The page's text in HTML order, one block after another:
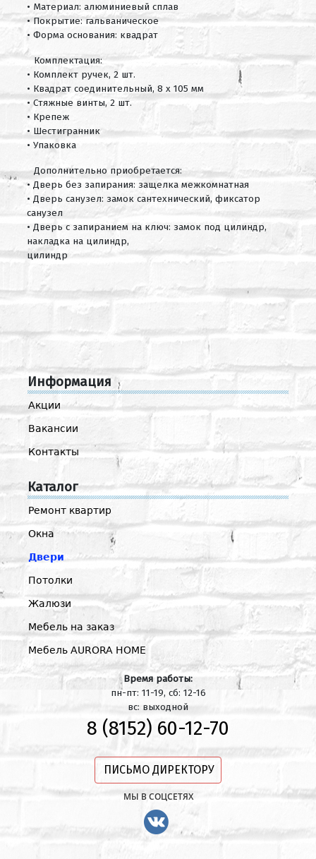
• Материал: алюминиевый сплав
• Покрытие: гальваническое
• Форма основания: квадрат
Комплектация:
• Комплект ручек, 2 шт.
• Квадрат соединительный, 8 х 105 мм
• Стяжные винты, 2 шт.
• Крепеж
• Шестигранник
• Упаковка
Дополнительно приобретается:
• Дверь без запирания: защелка межкомнатная
• Дверь санузел: замок сантехнический, фиксатор
санузел
• Дверь с запиранием на ключ: замок под цилиндр,
накладка на цилиндр,
цилиндр
Информация
Акции
Вакансии
Контакты
Каталог
Ремонт квартир
Окна
Двери
Потолки
Жалюзи
Мебель на заказ
Мебель AURORA HOME
Время работы:
пн-пт: 11-19, сб: 12-16
вс: выходной
8 (8152) 60-12-70
ПИСЬМО ДИРЕКТОРУ
МЫ В СОЦСЕТЯХ